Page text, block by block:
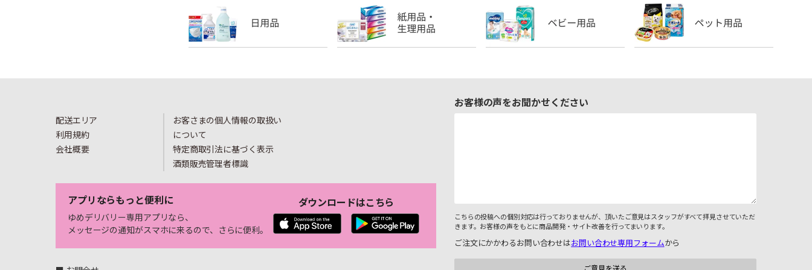
配送エリア
利用規約
会社概要
お客さまの個人情報の取扱い
について
特定商取引法に基づく表示
酒類販売管理者標識
アプリならもっと便利に
ゆめデリバリー専用アプリなら、
メッセージの通知がスマホに来るので、さらに便利。
ダウンロードはこちら
お客様の声をお聞かせください
こちらの投稿への個別対応は行っておりませんが、頂いたご意見はスタッフがすべて拝見させていただ
きます。お客様の声をもとに商品開発・サイト改善を行ってまいります。
ご注文にかかわるお問い合わせはお問い合わせ専用フォームから